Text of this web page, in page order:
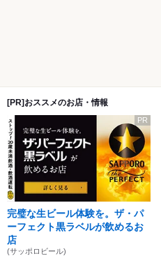
[PR]おススメのお店・情報
PR
完璧な生ビール体験を。ザ・パ
ーフェクト黒ラベルが飲めるお
店
(サッポロビール)